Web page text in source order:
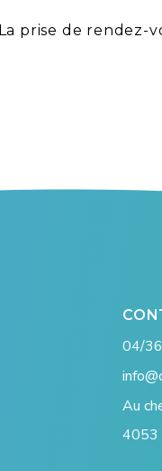
La prise de rendez-
04/
Au
4053